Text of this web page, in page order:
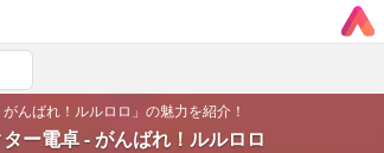
んばれ！ルルロロ」の魅力を紹介！
ー電卓 - がんばれ！ルルロロ